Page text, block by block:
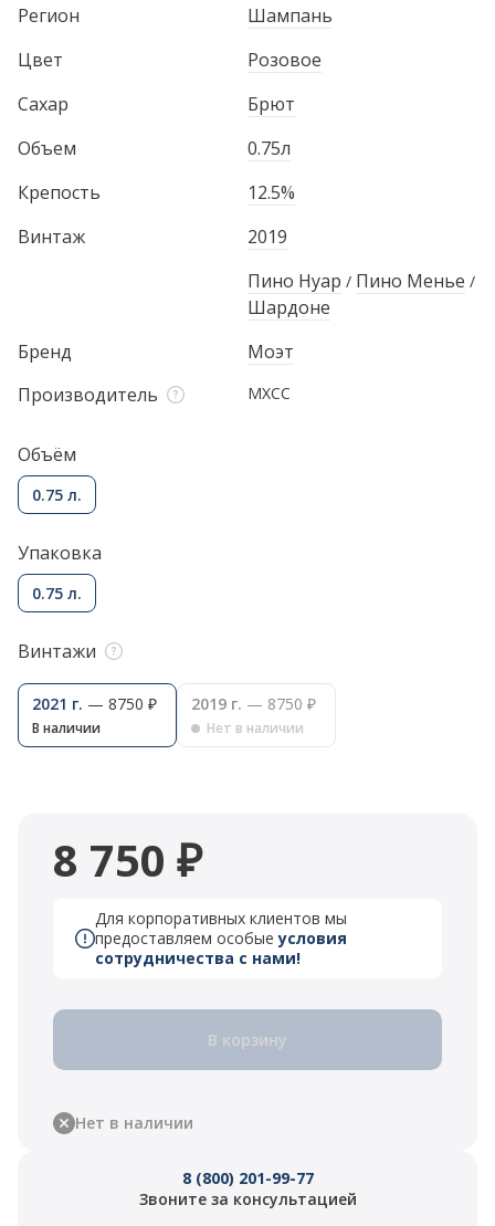
Регион
Шампань
Цвет
Розовое
Сахар
Брют
Объем
0.75л
Крепость
12.5%
Винтаж
2019
Пино Нуар / Пино Менье /
Шардоне
Бренд
Моэт
Производитель
МХСС
Объём
0.75 л.
Упаковка
0.75 л.
Винтажи
2021 г. — 8750 ₽
В наличии
2019 г. — 8750 ₽
Нет в наличии
8 750 ₽
Для корпоративных клиентов мы
предоставляем особыеусловия
сотрудничества с нами!
В корзину
Нет в наличии
8 (800) 201-99-77
Звоните за консультацией